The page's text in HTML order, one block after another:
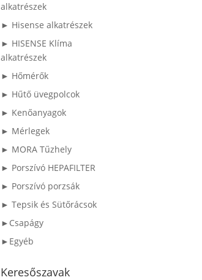
alkatrészek
► Hisense alkatrészek
► HISENSE Klíma
alkatrészek
► Hőmérők
► Hűtő üvegpolcok
► Kenőanyagok
► Mérlegek
► MORA Tűzhely
► Porszívó HEPAFILTER
► Porszívó porzsák
► Tepsik és Sütőrácsok
►Csapágy
►Egyéb
Keresőszavak